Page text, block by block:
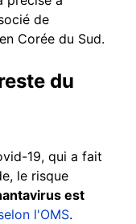
de
Corée du Sud.
du
19, qui a fait
le risque
est
l'OMS.